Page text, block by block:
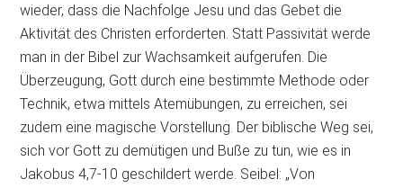
wieder, dass die Nachfolge Jesu und das Gebet die
Aktivität des Christen erforderten. Statt Passivität werde
man in der Bibel zur Wachsamkeit aufgerufen. Die
Überzeugung, Gott durch eine bestimmte Methode oder
Technik, etwa mittels Atemübungen, zu erreichen, sei
zudem eine magische Vorstellung. Der biblische Weg sei,
sich vor Gott zu demütigen und Buße zu tun, wie es in
Jakobus 4,7-10 geschildert werde. Seibel: „Von